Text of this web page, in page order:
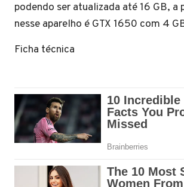
podendo ser atualizada até 16 GB, a
nesse aparelho é GTX 1650 com 4
Ficha técnica